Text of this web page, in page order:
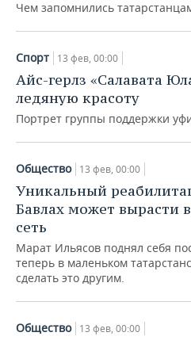
Чем запомнились
Спорт 13 фев, 00:00
Айс-герлз «Салавата
ледяную красоту
Портрет группы поддержки
Общество 13 фев, 00:00
Уникальный
Бавлах может вырасти
сеть
Марат Ильясов поднял себя
теперь в маленьком
сделать это другим.
Общество 13 фев, 00:00